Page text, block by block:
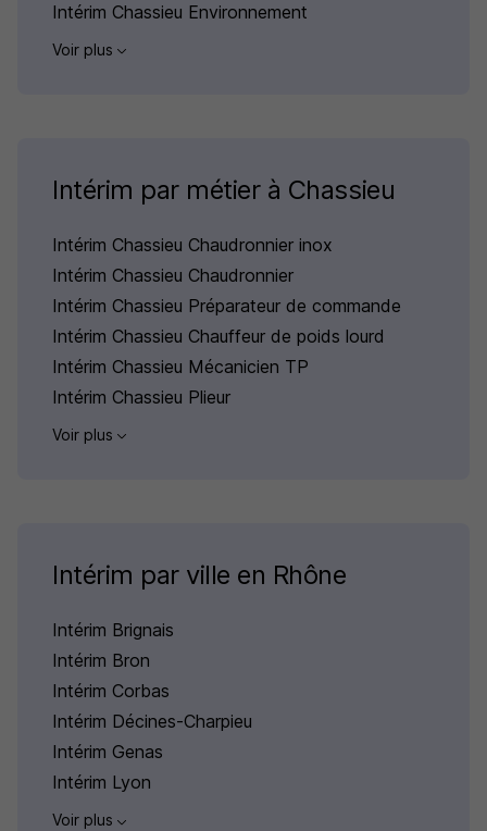
Intérim Chassieu Environnement
Voir plus
Intérim par métier à Chassieu
Intérim Chassieu Chaudronnier inox
Intérim Chassieu Chaudronnier
Intérim Chassieu Préparateur de commande
Intérim Chassieu Chauffeur de poids lourd
Intérim Chassieu Mécanicien TP
Intérim Chassieu Plieur
Voir plus
Intérim par ville en Rhône
Intérim Brignais
Intérim Bron
Intérim Corbas
Intérim Décines-Charpieu
Intérim Genas
Intérim Lyon
Voir plus